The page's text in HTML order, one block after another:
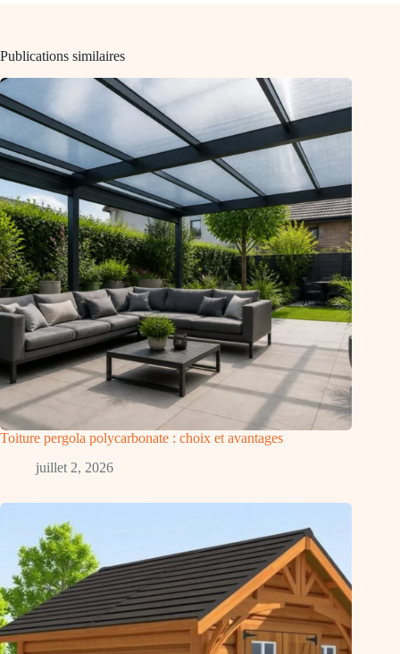
Publications similaires
Toiture pergola polycarbonate : choix et avantages
juillet 2, 2026